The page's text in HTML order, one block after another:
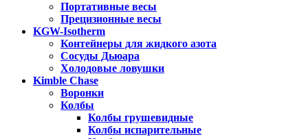
Портативные весы
Прецизионные весы
KGW-Isotherm
Контейнеры для жидкого азота
Сосуды Дьюара
Холодовые ловушки
Kimble Chase
Воронки
Колбы
Колбы грушевидные
Колбы испарительные